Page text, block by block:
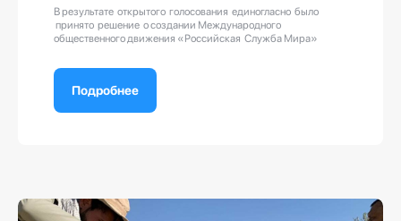
В результате открытого голосования единогласно было
принято решение о создании Международного
общественного движения «Российская Служба Мира»
Подробнее